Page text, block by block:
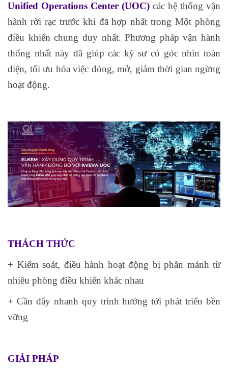
Unified Operations Center (UOC) các hệ thống vận
hành rời rạc trước khi đã hợp nhất trong Một phòng
điều khiển chung duy nhất. Phương pháp vận hành
thống nhất này đã giúp các kỹ sư có góc nhìn toàn
diện, tối ưu hóa việc đóng, mở, giảm thời gian ngừng
hoạt động.
THÁCH THỨC
+ Kiểm soát, điều hành hoạt động bị phân mảnh từ
nhiều phòng điều khiển khác nhau
+ Cần đẩy nhanh quy trình hướng tới phát triển bền
vững
GIẢI PHÁP